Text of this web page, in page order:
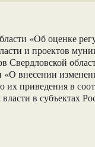
«Об оценке
и проектов
Свердловской
«О внесении
их приведения в
в субъектах